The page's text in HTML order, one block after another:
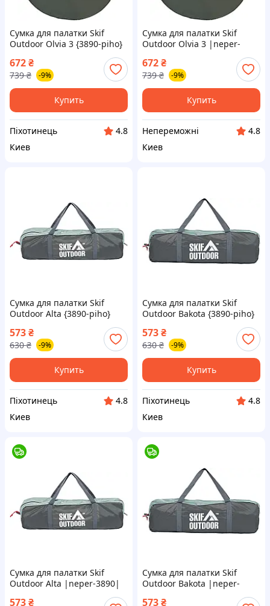
Сумка для палатки Skif
Outdoor Olvia 3 {3890-piho}
672₴
739 ₴ -9%
Купить
Піхотинець
4.8
Киев
Сумка для палатки Skif
Outdoor Olvia 3 |neper-
672₴
739 ₴ -9%
Купить
Непереможні
4.8
Киев
Сумка для палатки Skif
Outdoor Alta {3890-piho}
573₴
630 ₴ -9%
Купить
Піхотинець
4.8
Киев
Сумка для палатки Skif
Outdoor Bakota {3890-piho}
573₴
630 ₴ -9%
Купить
Піхотинець
4.8
Киев
Сумка для палатки Skif
Outdoor Alta |neper-3890|
573₴
Сумка для палатки Skif
Outdoor Bakota |neper-
573₴